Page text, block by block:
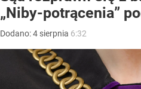
„Niby-potrącenia”
Dodano:4 sierpnia 6:32